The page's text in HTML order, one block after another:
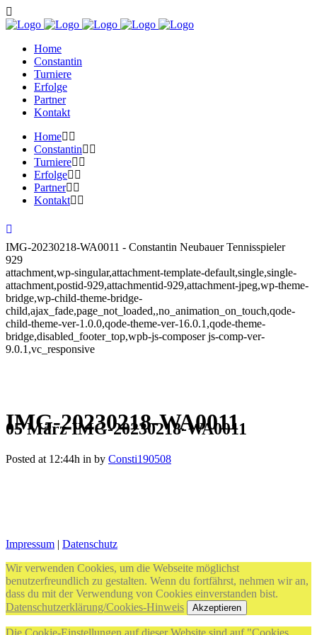
Home
Constantin
Turniere
Erfolge
Partner
Kontakt
Home
Constantin
Turniere
Erfolge
Partner
Kontakt
IMG-20230218-WA0011 - Constantin Neubauer Tennisspieler
929
attachment,wp-singular,attachment-template-default,single,single-
attachment,postid-929,attachmentid-929,attachment-jpeg,wp-theme-
bridge,wp-child-theme-bridge-
child,ajax_fade,page_not_loaded,,no_animation_on_touch,qode-
child-theme-ver-1.0.0,qode-theme-ver-16.0.1,qode-theme-
bridge,disabled_footer_top,wpb-js-composer js-comp-ver-
9.0.1,vc_responsive
IMG-20230218-WA0011
05 MärzIMG-20230218-WA0011
Posted at 12:44h in by Consti190508
Impressum | Datenschutz
Wir verwenden Cookies, um die Webseite möglichst
benutzerfreundlich zu gestalten. Wenn du fortfährst, nehmen wir an,
dass du mit der Verwendung von Cookies einverstanden bist.
Datenschutzerklärung/Cookies-Hinweis
Akzeptieren
Die Cookie-Einstellungen auf dieser Website sind auf "Cookies